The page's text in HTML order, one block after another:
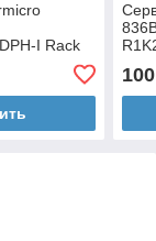
I Rack